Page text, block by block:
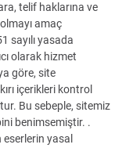
telif haklarına ve
amaç
sayılı yasada
olarak hizmet
göre, site
içerikleri kontrol
Bu sebeple, sitemiz
benimsemiştir. .
yasal